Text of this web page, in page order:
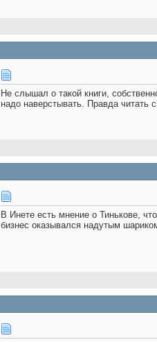
Не слышал о такой книги,
надо наверстывать. Правда
В Инете есть мнение о Тинькове,
бизнес оказывался надутым